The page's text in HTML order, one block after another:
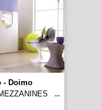
- Doimo
...